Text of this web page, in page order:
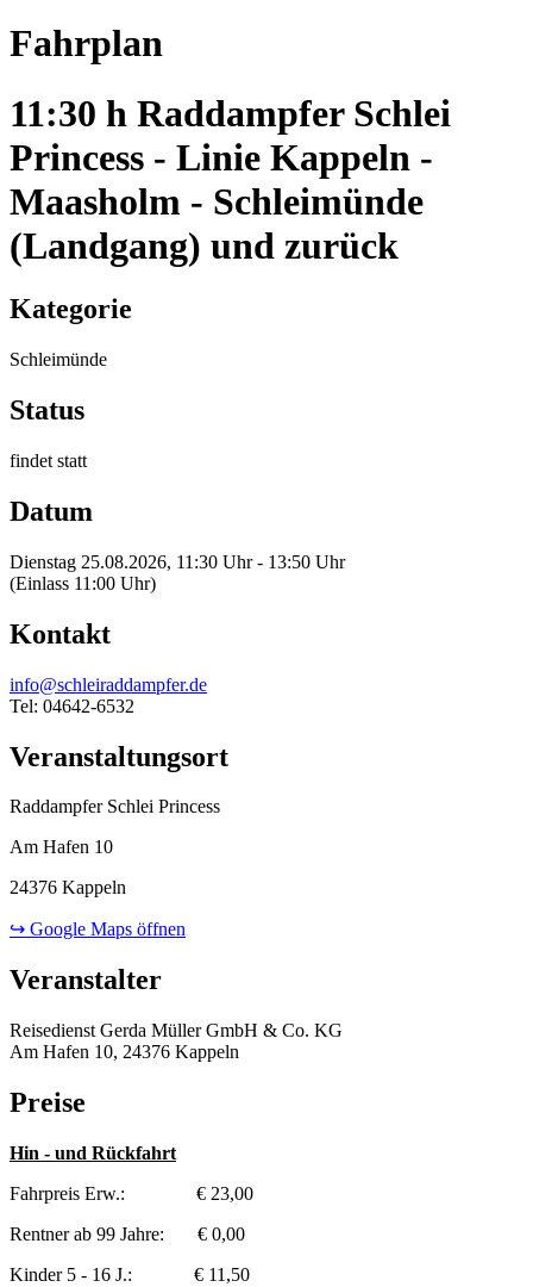
Fahrplan
11:30 h Raddampfer Schlei
Princess - Linie Kappeln -
Maasholm - Schleimünde
(Landgang) und zurück
Kategorie
Schleimünde
Status
findet statt
Datum
Dienstag 25.08.2026, 11:30 Uhr - 13:50 Uhr
(Einlass 11:00 Uhr)
Kontakt
info@schleiraddampfer.de
Tel: 04642-6532
Veranstaltungsort
Raddampfer Schlei Princess
Am Hafen 10
24376 Kappeln
↪ Google Maps öffnen
Veranstalter
Reisedienst Gerda Müller GmbH & Co. KG
Am Hafen 10, 24376 Kappeln
Preise
Hin - und Rückfahrt
Fahrpreis Erw.: € 23,00
Rentner ab 99 Jahre: € 0,00
Kinder 5 - 16 J.: € 11,50